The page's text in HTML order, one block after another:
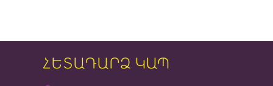
ՀԵՏԱԴԱՐՁ ԿԱՊ